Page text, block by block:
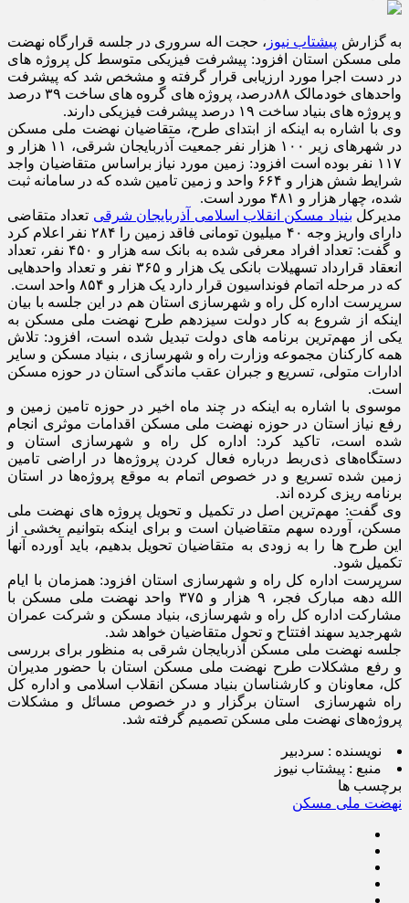
به گزارش پیشتاب نیوز ، حجت اله سروری در جلسه قرارگاه نهضت
ملی مسکن استان افزود: پیشرفت فیزیکی متوسط کل پروژه های
در دست اجرا مورد ارزیابی قرار گرفته و مشخص شد که پیشرفت
واحدهای خودمالک ۸۸درصد، پروژه های گروه های ساخت ۳۹ درصد
و پروژه های بنیاد ساخت ۱۹ درصد پیشرفت فیزیکی دارند.
وی با اشاره به اینکه از ابتدای طرح، متقاضیان نهضت ملی مسکن
در شهرهای زیر ۱۰۰ هزار نفر جمعیت آذربایجان شرقی، ۱۱ هزار و
۱۱۷ نفر بوده است افزود: زمین مورد نیاز براساس متقاضیان واجد
شرایط شش هزار و ۶۶۴ واحد و زمین تامین شده که در سامانه ثبت
شده، چهار هزار و ۴۸۱ مورد است.
مدیرکل بنیاد مسکن انقلاب اسلامی آذربایجان شرقی تعداد متقاضی
دارای واریز وجه ۴۰ میلیون تومانی فاقد زمین را ۲۸۴ نفر اعلام کرد
و گفت: تعداد افراد معرفی شده به بانک سه هزار و ۴۵۰ نفر، تعداد
انعقاد قرارداد تسهیلات بانکی یک هزار و ۳۶۵ نفر و تعداد واحدهایی
که در مرحله اتمام فونداسیون قرار دارد یک هزار و ۸۵۴ واحد است.
سرپرست اداره کل راه و شهرسازی استان هم در این جلسه با بیان
اینکه از شروع به کار دولت سیزدهم طرح نهضت ملی مسکن به
یکی از مهم‌ترین برنامه های دولت تبدیل شده است، افزود: تلاش
همه کارکنان مجموعه وزارت راه و شهرسازی ، بنیاد مسکن و سایر
ادارات متولی، تسریع و جبران عقب ماندگی استان در حوزه مسکن
است.
موسوی با اشاره به اینکه در چند ماه اخیر در حوزه تامین زمین و
رفع نیاز استان در حوزه نهضت ملی مسکن اقدامات موثری انجام
شده است، تاکید کرد: اداره کل راه و شهرسازی استان و
دستگاه‌های ذی‌ربط درباره فعال کردن پروژه‌ها در اراضی تامین
زمین شده تسریع و در خصوص اتمام به موقع پروژه‌ها در استان
برنامه ریزی کرده اند.
وی گفت: مهم‌ترین اصل در تکمیل و تحویل پروژه های نهضت ملی
مسکن، آورده سهم متقاضیان است و برای اینکه بتوانیم بخشی از
این طرح ها را به زودی به متقاضیان تحویل بدهیم، باید آورده آنها
تکمیل شود.
سرپرست اداره کل راه و شهرسازی استان افزود: همزمان با ایام
الله دهه مبارک فجر، ۹ هزار و ۳۷۵ واحد نهضت ملی مسکن با
مشارکت اداره کل راه و شهرسازی، بنیاد مسکن و شرکت عمران
شهرجدید سهند افتتاح و تحول متقاضیان خواهد شد.
جلسه نهضت ملی مسکن آذربایجان شرقی به منظور برای بررسی
و رفع مشکلات طرح نهضت ملی مسکن استان با حضور مدیران
کل، معاونان و کارشناسان بنیاد مسکن انقلاب اسلامی و اداره کل
راه شهرسازی استان برگزار و در خصوص مسائل و مشکلات
پروژه‌های نهضت ملی مسکن تصمیم گرفته شد.
نویسنده : سردبیر
منبع : پیشتاب نیوز
برچسب ها
نهضت ملی مسکن